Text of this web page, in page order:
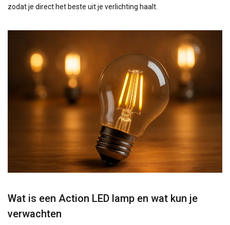
zodat je direct het beste uit je verlichting haalt.
Wat is een Action LED lamp en wat kun je
verwachten